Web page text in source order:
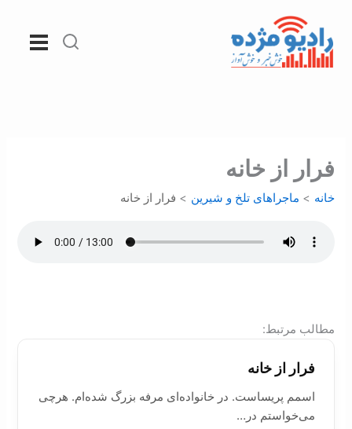
محتوا
فرار از خانه
خانه ماجراهای تلخ و شیرین فرار از خانه
:مطالب مرتبط
فرار از خانه
اسمم پریساست. در خانواده‌ای مرفه بزرگ شده‌ام. هرچی
می‌خواستم در…